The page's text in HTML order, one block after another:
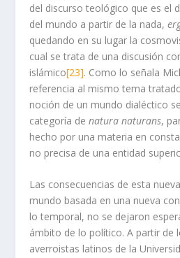
del discurso teológico que es el
del mundo a partir de la nada,
quedando en su lugar la
cual se trata de una discusión
islámico[23]. Como lo señala
referencia al mismo tema
noción de un mundo dialéctico
categoría denatura naturans,
hecho por una materia en
no precisa de una entidad
Las consecuencias de esta
mundo basada en una nueva
lo temporal, no se dejaron
ámbito de lo político. A partir de
averroistas latinos de la